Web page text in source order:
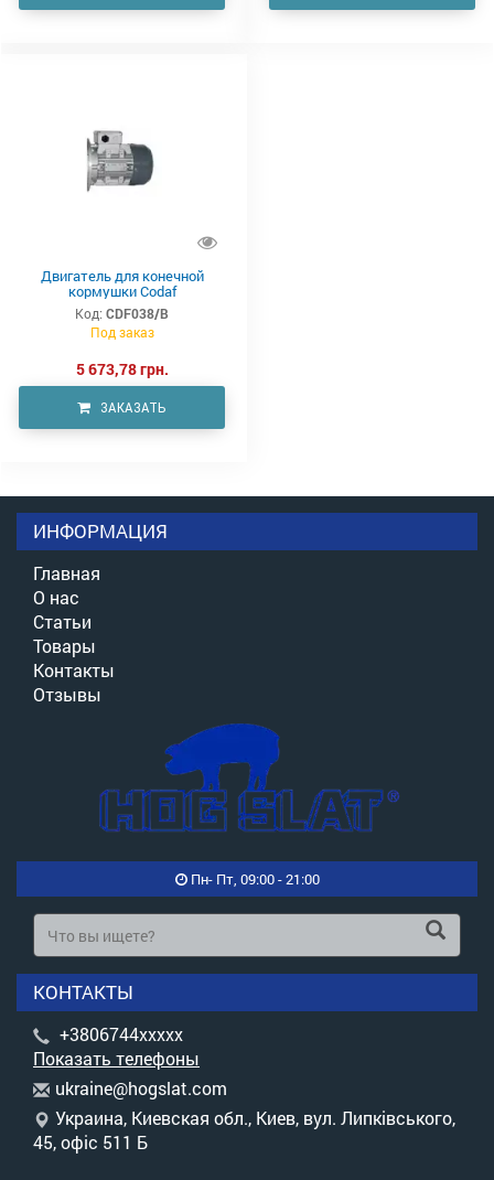
Двигатель для конечной
кормушки Codaf
Код: CDF038/B
Под заказ
5 673,78 грн.
ЗАКАЗАТЬ
ИНФОРМАЦИЯ
Главная
О нас
Статьи
Товары
Контакты
Отзывы
Пн- Пт, 09:00 - 21:00
КОНТАКТЫ
+3806744xxxxx
Показать телефоны
ukraine@hogslat.com
Украина, Киевская обл., Киев, вул. Липківського,
45, офіс 511 Б